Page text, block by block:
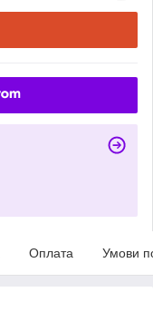
Оплата Умови